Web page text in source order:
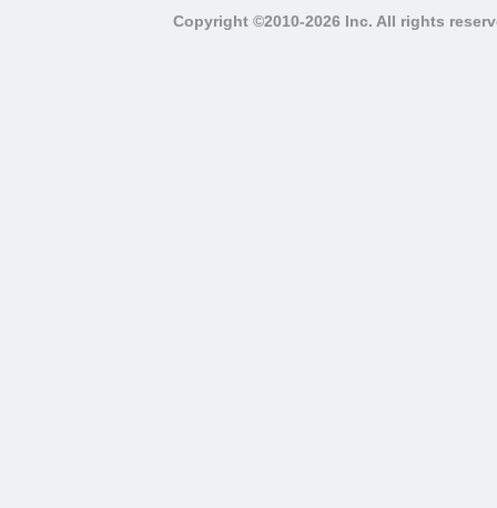
Copyright ©2010-2026 Inc. All rights